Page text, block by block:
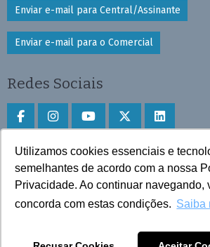
Utilizamos cookies essenciais e
semelhantes de acordo com a nossa
Privacidade. Ao continuar navegando,
concorda com estas condições. Saiba
Enviar e-mail para Central/Assinante
Enviar e-mail para o Comercial
Redes Sociais
Faça download do aplicativo
Play Store e App Store
Todos os direitos reservados © 2025